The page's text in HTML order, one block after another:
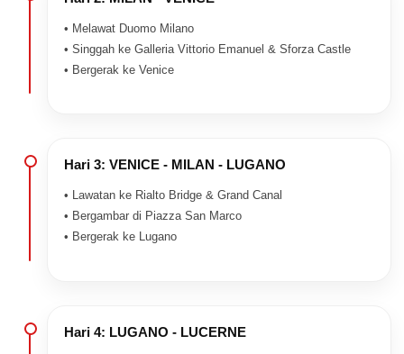
• Melawat Duomo Milano
• Singgah ke Galleria Vittorio Emanuel & Sforza Castle
• Bergerak ke Venice
Hari 3: VENICE - MILAN - LUGANO
• Lawatan ke Rialto Bridge & Grand Canal
• Bergambar di Piazza San Marco
• Bergerak ke Lugano
Hari 4: LUGANO - LUCERNE